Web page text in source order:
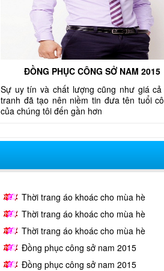
ĐỒNG PHỤC CÔNG SỞ NAM 2015
Sự uy tín và chất lượng cũng như giá cả
tranh đã tạo nên niềm tin đưa tên tuổi
của chúng tôi đến gần hơn
Thời trang áo khoác cho mùa hè
Thời trang áo khoác cho mùa hè
Thời trang áo khoác cho mùa hè
Đồng phục công sở nam 2015
Đồng phục công sở nam 2015